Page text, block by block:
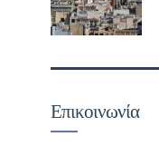
Επικοινωνία